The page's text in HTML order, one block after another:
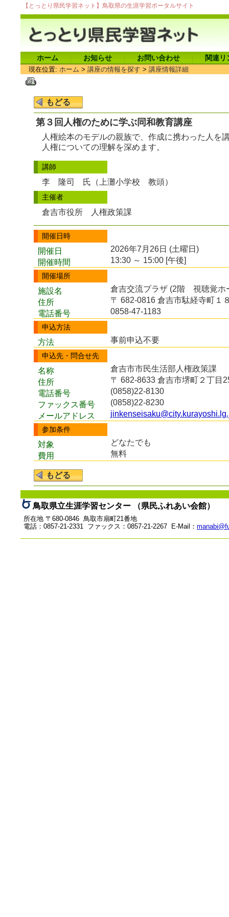
【とっとり県民学習ネット】鳥取県の生涯学習ポータルサイト
ホーム お知らせ お問い合わせ 関連リ
現在位置: ホーム > 講座の情報を探す > 講座情報詳細
第３回人権のために学ぶ同和教育講座
人権絵本のモデルの親族で、作成に携わった人を
人権についての理解を深めます。
講師
李 隆司 氏（上灘小学校 教頭）
主催者
倉吉市役所 人権政策課
開催日時
開催日
2026年7月26日 (土曜日)
開催時間
13:30 ～ 15:00 [午後]
開催場所
施設名
倉吉交流プラザ (2階 視聴覚ホ
住所
〒 682-0816 倉吉市駄経寺町１
電話番号
0858-47-1183
申込方法
方法 事前申込不要
申込先・問合せ先
名称
倉吉市市民生活部人権政策課
住所
〒 682-8633 倉吉市堺町２丁目
電話番号
(0858)22-8130
ファックス番号
(0858)22-8230
メールアドレス
参加条件
対象
どなたでも
費用
無料
鳥取県立生涯学習センター （県民ふれあい会館）
所在地 〒680-0846 鳥取市扇町21番地
電話：0857-21-2331 ファックス：0857-21-2267 E-Mail：